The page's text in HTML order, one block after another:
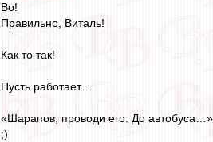
Во!
Правильно, Виталь!
Как то так!
Пусть работает…
«Шарапов, проводи его. До автобуса…»
;)